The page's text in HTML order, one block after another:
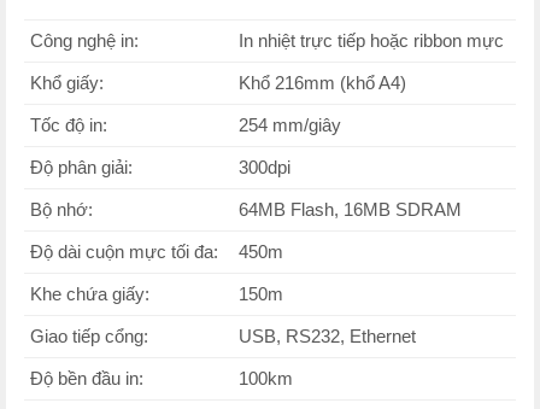
Công nghệ in: In nhiệt trực tiếp hoặc ribbon mực
Khổ giấy: Khổ 216mm (khổ A4)
Tốc độ in: 254 mm/giây
Độ phân giải: 300dpi
Bộ nhớ: 64MB Flash, 16MB SDRAM
Độ dài cuộn mực tối đa: 450m
Khe chứa giấy: 150m
Giao tiếp cổng: USB, RS232, Ethernet
Độ bền đầu in: 100km